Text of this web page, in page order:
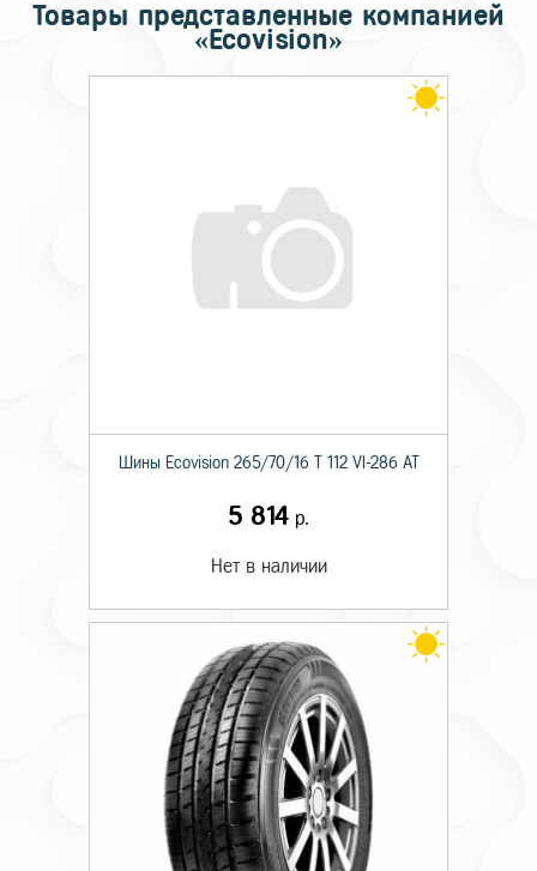
Товары представленные компанией
«Ecovision»
Шины Ecovision 265/70/16 T 112 VI-286 AT
5 814 р.
Нет в наличии